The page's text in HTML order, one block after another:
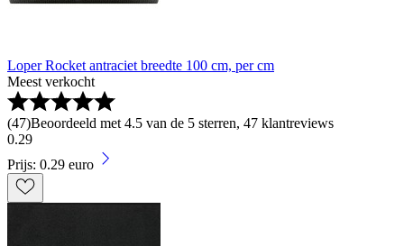
Loper Rocket antraciet breedte 100 cm, per cm
Meest verkocht
(47)Beoordeeld met 4.5 van de 5 sterren, 47 klantreviews
0.29
Prijs: 0.29 euro